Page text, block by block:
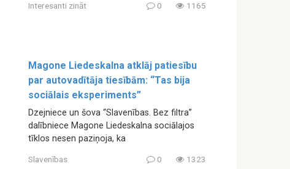
Interesanti zināt 0 1165
Magone Liedeskalna atklāj patiesību
par autovadītāja tiesībām: “Tas bija
sociālais eksperiments”
Dzejniece un šova “Slavenības. Bez filtra”
dalībniece Magone Liedeskalna sociālajos
tīklos nesen paziņoja, ka
Slavenības 0 1323